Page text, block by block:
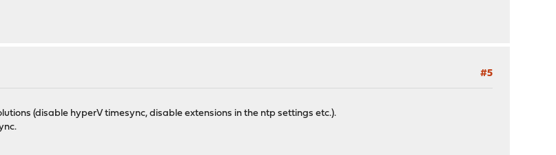
#5
(disable hyperV timesync, disable extensions in the ntp settings etc.).